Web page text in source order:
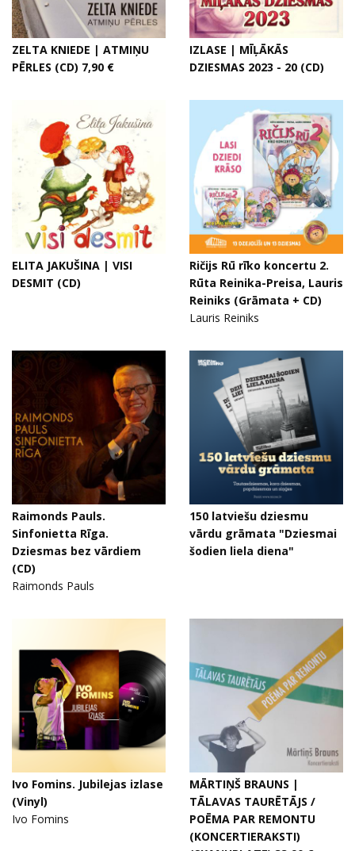
ZELTA KNIEDE | ATMIŅU
PĒRLES (CD) 7,90 €
IZLASE | MĪĻĀKĀS
DZIESMAS 2023 - 20 (CD)
ELITA JAKUŠINA | VISI
DESMIT (CD)
Ričijs Rū rīko koncertu 2.
Rūta Reinika-Preisa, Lauris
Reiniks (Grāmata + CD)
Lauris Reiniks
Raimonds Pauls.
Sinfonietta Rīga.
Dziesmas bez vārdiem
(CD)
Raimonds Pauls
150 latviešu dziesmu
vārdu grāmata "Dziesmai
šodien liela diena"
Ivo Fomins. Jubilejas izlase
(Vinyl)
Ivo Fomins
MĀRTIŅŠ BRAUNS |
TĀLAVAS TAURĒTĀJS /
POĒMA PAR REMONTU
(KONCERTIERAKSTI)